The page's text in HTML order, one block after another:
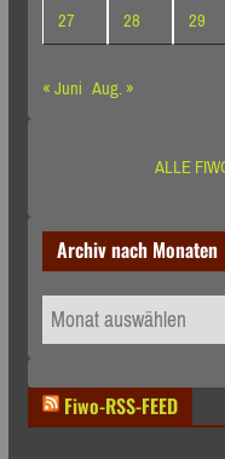
27
28 29
« Juni Aug. »
ALLE
Archiv nach Monaten
Archiv
nach
Fiwo-RSS-FEED